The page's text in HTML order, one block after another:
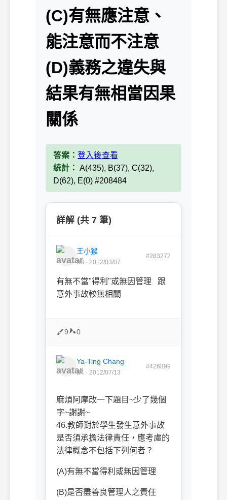
(C)有無應注意、
能注意而不注意
(D)義務之違失與
結果有無相當因果
關係
答案： 登入後查看
統計： A(435), B(37), C(32),
D(62), E(0) #208484
詳解 (共 7 筆)
王小猴
B3 · 2012/03/07
#283272
有無不當"得利"或無因管理 跟
意外事故較無相關
9 0
Ya-Ting Chang
B4 · 2012/07/13
#426899
麻煩阿摩改一下題目~少了幾個
字~謝謝~
46.教師對於學生發生意外事故
是否須承擔法律責任，應考慮的
法律概念不包括下列何者？
(A)有無不當得利或無因管理
(B)是否盡善良管理人之責任